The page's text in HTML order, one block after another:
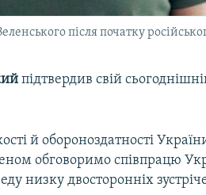
після початку
підтвердив свій
й обороноздатності
обговоримо співпрацю
низку двосторонніх